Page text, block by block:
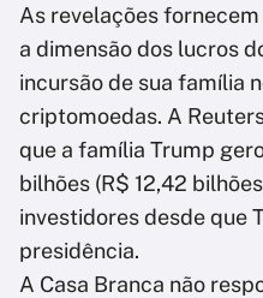
As revelações
a dimensão dos lucros
incursão de sua família
criptomoedas. A
que a família Trump
bilhões (R$ 12,42
investidores desde que
presidência.
A Casa Branca não